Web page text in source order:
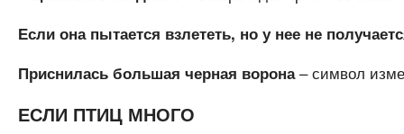
Если она пытается взлететь, но у нее не
Приснилась большая черная ворона– символ
ЕСЛИ ПТИЦ МНОГО